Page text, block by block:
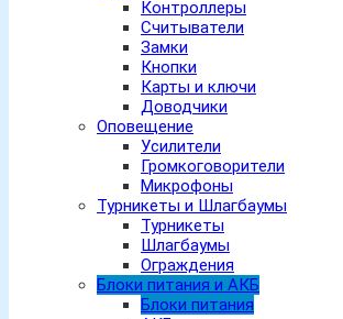
Контроллеры
Считыватели
Замки
Кнопки
Карты и ключи
Доводчики
Оповещение
Усилители
Громкоговорители
Микрофоны
Турникеты и Шлагбаумы
Турникеты
Шлагбаумы
Ограждения
Блоки питания и АКБ
Блоки питания